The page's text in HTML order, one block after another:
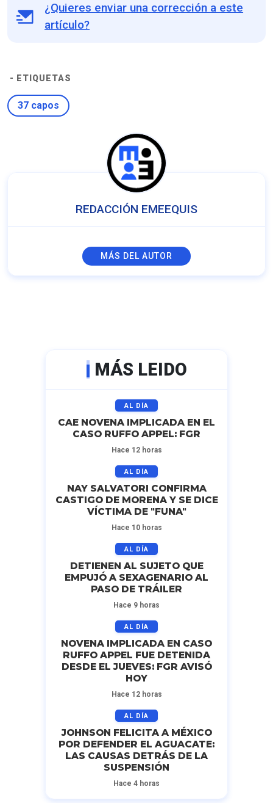
¿Quieres enviar una corrección a este
artículo?
- ETIQUETAS
37 capos
REDACCIÓN EMEEQUIS
MÁS DEL AUTOR
MÁS LEIDO
AL DÍA
CAE NOVENA IMPLICADA EN EL
CASO RUFFO APPEL: FGR
Hace 12 horas
AL DÍA
NAY SALVATORI CONFIRMA
CASTIGO DE MORENA Y SE DICE
VÍCTIMA DE "FUNA"
Hace 10 horas
AL DÍA
DETIENEN AL SUJETO QUE
EMPUJÓ A SEXAGENARIO AL
PASO DE TRÁILER
Hace 9 horas
AL DÍA
NOVENA IMPLICADA EN CASO
RUFFO APPEL FUE DETENIDA
DESDE EL JUEVES: FGR AVISÓ
HOY
Hace 12 horas
AL DÍA
JOHNSON FELICITA A MÉXICO
POR DEFENDER EL AGUACATE:
LAS CAUSAS DETRÁS DE LA
SUSPENSIÓN
Hace 4 horas